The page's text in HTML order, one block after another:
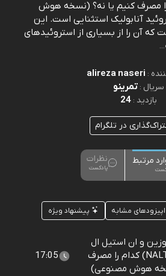
را مصرف کنیم یا نه؟ (نسخه هوش
آنابولیک استثنایی است. این
که آن را از بسیاری از استروئیدهای
:
alireza naseri
سریال :تمرینو
بازدید :24
در تلگرام
مرتبط نظرات
پادکست
اپیزودهای مشابه پیشنهاد ویژه
و ان استیل ال
تیروزین (NALT) کدام را مصرف
هوش مصنوعی)
17:05